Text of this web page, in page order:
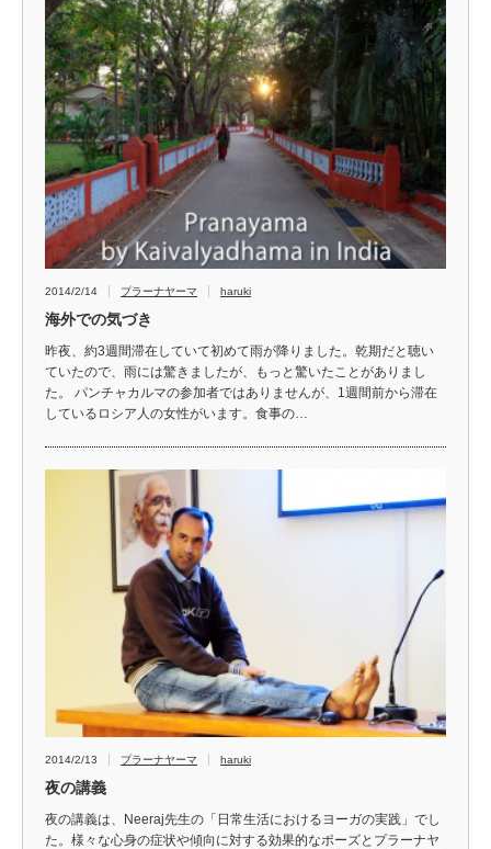
2014/2/14 プラーナヤーマ haruki
海外での気づき
昨夜、約3週間滞在していて初めて雨が降りました。乾期だと聴い
ていたので、雨には驚きましたが、もっと驚いたことがありまし
た。 パンチャカルマの参加者ではありませんが、1週間前から滞在
しているロシア人の女性がいます。食事の…
2014/2/13 プラーナヤーマ haruki
夜の講義
夜の講義は、Neeraj先生の「日常生活におけるヨーガの実践」でし
た。様々な心身の症状や傾向に対する効果的なポーズとプラーナヤ